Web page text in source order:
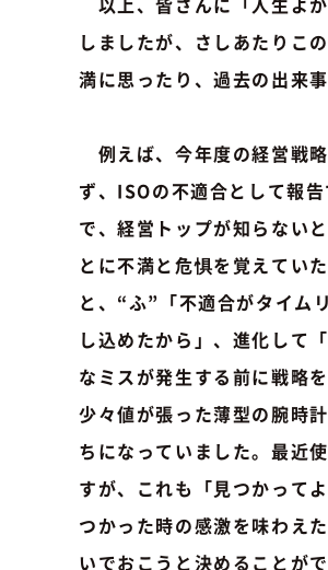
しましたが、さしあたりこ
満に思ったり、過去の出来
例えば、今年度の経営戦
ず、ISOの不適合として報
で、経営トップが知らない
とに不満と危惧を覚えてい
と、“ふ”「不適合がタイム
し込めたから」、進化して
なミスが発生する前に戦略
少々値が張った薄型の腕時
ちになっていました。最近
すが、これも「見つかって
つかった時の感激を味わえ
いでおこうと決めることが